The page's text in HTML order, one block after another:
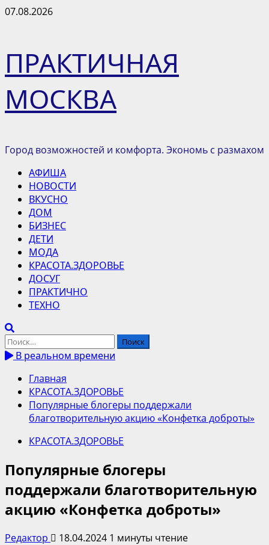
Перейти
07.08.2026
ПРАКТИЧНАЯ
МОСКВА
Город возможностей и комфорта. Экономь с размахом
Основное
меню
АФИША
НОВОСТИ
ВКУСНО
ДОМ
БИЗНЕС
ДЕТИ
МОДА
КРАСОТА.ЗДОРОВЬЕ
ДОСУГ
ПРАКТИЧНО
ТЕХНО
Найти:
В реальном времени
Главная
КРАСОТА.ЗДОРОВЬЕ
Популярные блогеры поддержали
благотворительную акцию «Конфетка доброты»
КРАСОТА.ЗДОРОВЬЕ
Популярные блогеры
поддержали благотворительную
акцию «Конфетка доброты»
Редактор 18.04.2024 1 минуты чтение